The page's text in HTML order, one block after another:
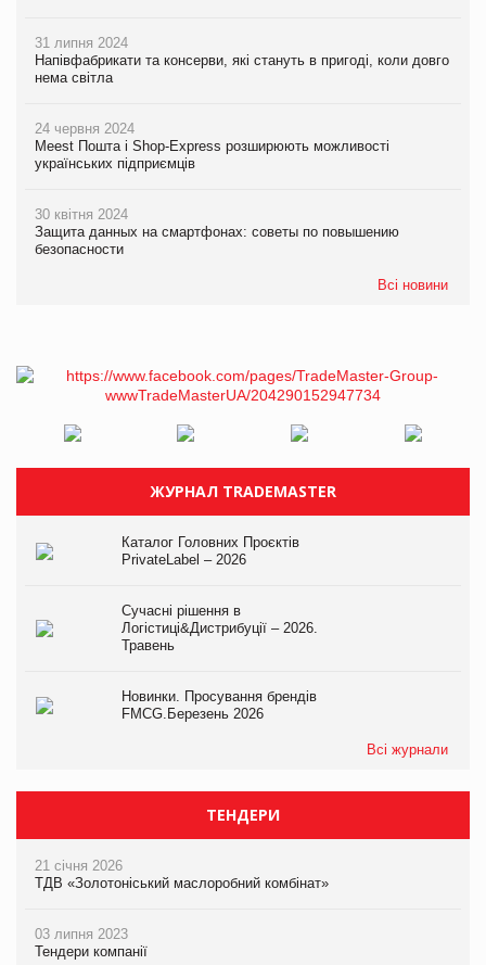
31 липня 2024
Напівфабрикати та консерви, які стануть в пригоді, коли довго
нема світла
24 червня 2024
Meest Пошта і Shop-Express розширюють можливості
українських підприємців
30 квітня 2024
Защита данных на смартфонах: советы по повышению
безопасности
Всі новини
ЖУРНАЛ TRADEMASTER
Каталог Головних Проєктів
PrivateLabel – 2026
Сучасні рішення в
Логістиці&Дистрибуції – 2026.
Травень
Новинки. Просування брендів
FMCG.Березень 2026
Всі журнали
ТЕНДЕРИ
21 січня 2026
ТДВ «Золотоніський маслоробний комбінат»
03 липня 2023
Тендери компанії